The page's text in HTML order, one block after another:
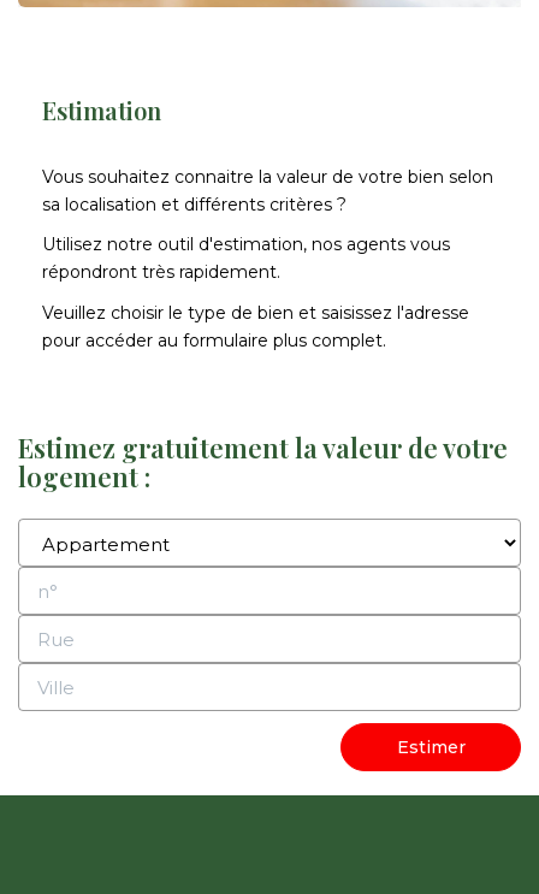
Estimation
Vous souhaitez connaitre la valeur de votre bien selon
sa localisation et différents critères ?
Utilisez notre outil d'estimation, nos agents vous
répondront très rapidement.
Veuillez choisir le type de bien et saisissez l'adresse
pour accéder au formulaire plus complet.
Estimez gratuitement la valeur de votre
logement :
Estimer